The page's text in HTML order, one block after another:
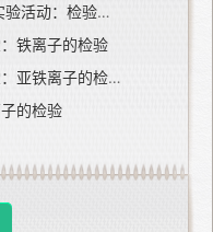
检验粗盐中硫酸根离子实验
铁离子的检验
亚铁离子的检验
的检验